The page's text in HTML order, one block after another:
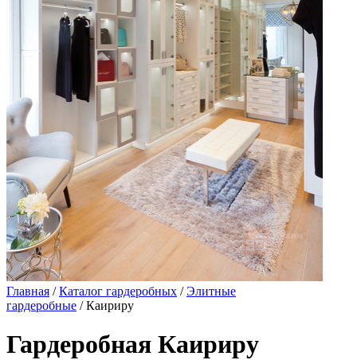
Главная /Каталог гардеробных /Элитные
гардеробные / Каириру
Гардеробная Каириру